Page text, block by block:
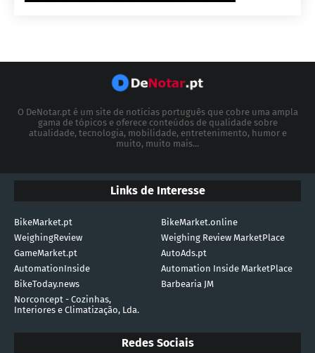
O DeNotar.pt é um site de notícias português que cobre uma ampla
gama de tópicos e oferece conteúdos de qualidade sobre
atualidade, tecnologia, mobilidade, entretenimento, humor e
muito, muito mais...
Links de Interesse
BikeMarket.pt
BikeMarket.online
WeighingReview
Weighing Review MarketPlace
GameMarket.pt
AutoAds.pt
AutomationInside
Automation Inside MarketPlace
BikeToday.news
Barbearia JM
Norconcept - Cozinhas,
Interiores e Climatização, Lda.
Redes Sociais